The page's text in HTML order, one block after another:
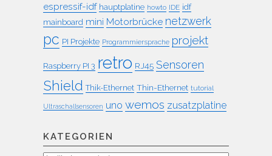
espressif-idf hauptplatine howto IDE idf
mainboard mini Motorbrücke netzwerk
pc PI Projekte Programmiersprache projekt
Raspberry PI 3 retro RJ45 Sensoren
Shield Thik-Ethernet Thin-Ethernet tutorial
Ultraschallsensoren uno wemos zusatzplatine
KATEGORIEN